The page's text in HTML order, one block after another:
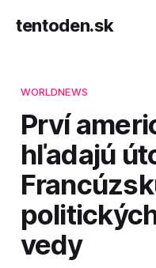
tentoden.sk
WORLDNEWS
Prví
hľadajú
vedy